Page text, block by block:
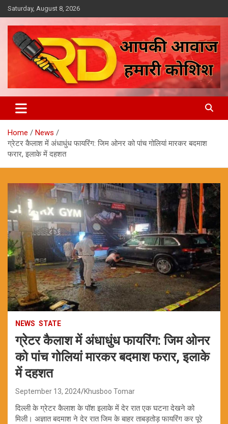
Skip
to
content
Saturday, August 8, 2026
Reporter Diaries
Home
News
ग्रेटर कैलाश में अंधाधुंध फायरिंग: जिम ओनर को पांच गोलियां मारकर बदमाश
फरार, इलाके में दहशत
NEWS STATE
ग्रेटर कैलाश में अंधाधुंध फायरिंग: जिम ओनर
को पांच गोलियां मारकर बदमाश फरार, इलाके
में दहशत
September 13, 2024 Khusboo Tomar
दिल्ली के ग्रेटर कैलाश के पॉश इलाके में देर रात एक घटना देखने को
मिली। अज्ञात बदमाश ने देर रात जिम के बाहर ताबड़तोड़ फायरिंग कर पूरे